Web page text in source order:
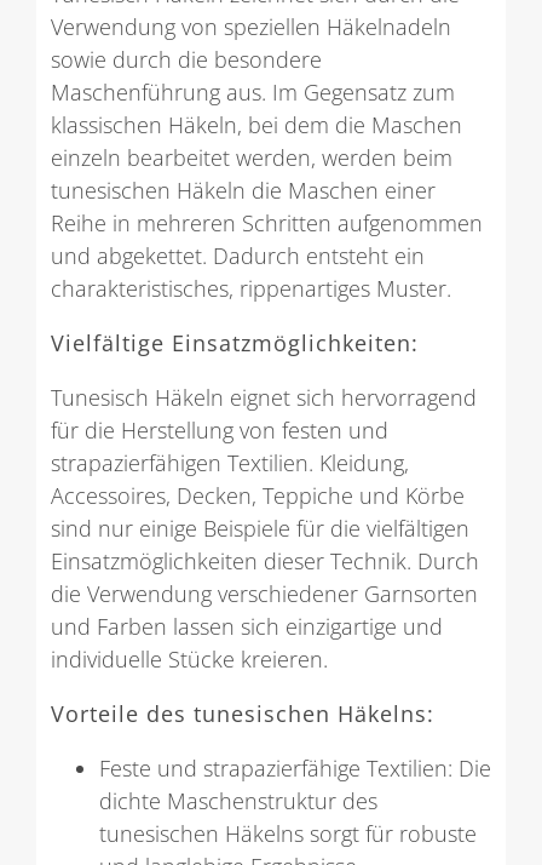
Verwendung von speziellen Häkelnadeln
sowie durch die besondere
Maschenführung aus. Im Gegensatz zum
klassischen Häkeln, bei dem die Maschen
einzeln bearbeitet werden, werden beim
tunesischen Häkeln die Maschen einer
Reihe in mehreren Schritten aufgenommen
und abgekettet. Dadurch entsteht ein
charakteristisches, rippenartiges Muster.
Vielfältige Einsatzmöglichkeiten:
Tunesisch Häkeln eignet sich hervorragend
für die Herstellung von festen und
strapazierfähigen Textilien. Kleidung,
Accessoires, Decken, Teppiche und Körbe
sind nur einige Beispiele für die vielfältigen
Einsatzmöglichkeiten dieser Technik. Durch
die Verwendung verschiedener Garnsorten
und Farben lassen sich einzigartige und
individuelle Stücke kreieren.
Vorteile des tunesischen Häkelns:
Feste und strapazierfähige Textilien: Die
dichte Maschenstruktur des
tunesischen Häkelns sorgt für robuste